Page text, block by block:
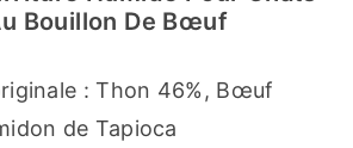
Bouillon De Bœuf
: Thon 46%, Bœuf
de Tapioca